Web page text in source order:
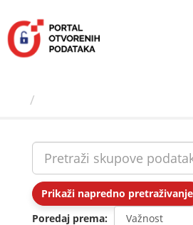
sadržaj
Prikaži napredno pretraživanje
Poredaj prema